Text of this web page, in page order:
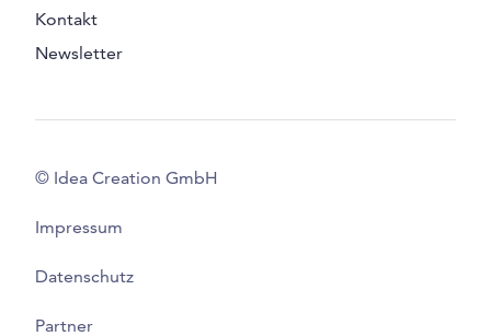
Kontakt
Newsletter
© Idea Creation GmbH
Impressum
Datenschutz
Partner